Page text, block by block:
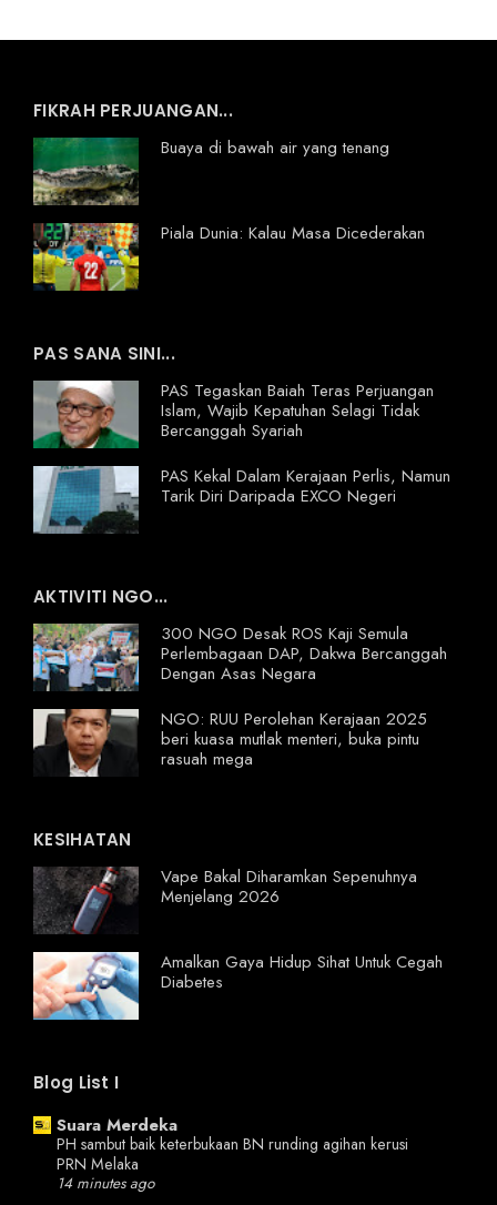
FIKRAH PERJUANGAN...
Buaya di bawah air yang tenang
Piala Dunia: Kalau Masa Dicederakan
PAS SANA SINI...
PAS Tegaskan Baiah Teras Perjuangan
Islam, Wajib Kepatuhan Selagi Tidak
Bercanggah Syariah
PAS Kekal Dalam Kerajaan Perlis, Namun
Tarik Diri Daripada EXCO Negeri
AKTIVITI NGO...
300 NGO Desak ROS Kaji Semula
Perlembagaan DAP, Dakwa Bercanggah
Dengan Asas Negara
NGO: RUU Perolehan Kerajaan 2025
beri kuasa mutlak menteri, buka pintu
rasuah mega
KESIHATAN
Vape Bakal Diharamkan Sepenuhnya
Menjelang 2026
Amalkan Gaya Hidup Sihat Untuk Cegah
Diabetes
Blog List I
Suara Merdeka
PH sambut baik keterbukaan BN runding agihan kerusi
PRN Melaka
14 minutes ago